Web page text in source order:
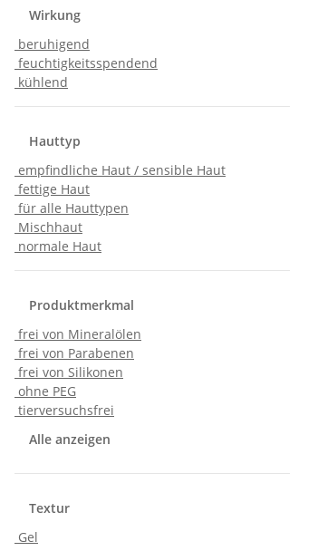
Wirkung
beruhigend
feuchtigkeitsspendend
kühlend
Hauttyp
empfindliche Haut / sensible Haut
fettige Haut
für alle Hauttypen
Mischhaut
normale Haut
Produktmerkmal
frei von Mineralölen
frei von Parabenen
frei von Silikonen
ohne PEG
tierversuchsfrei
Alle anzeigen
Textur
Gel